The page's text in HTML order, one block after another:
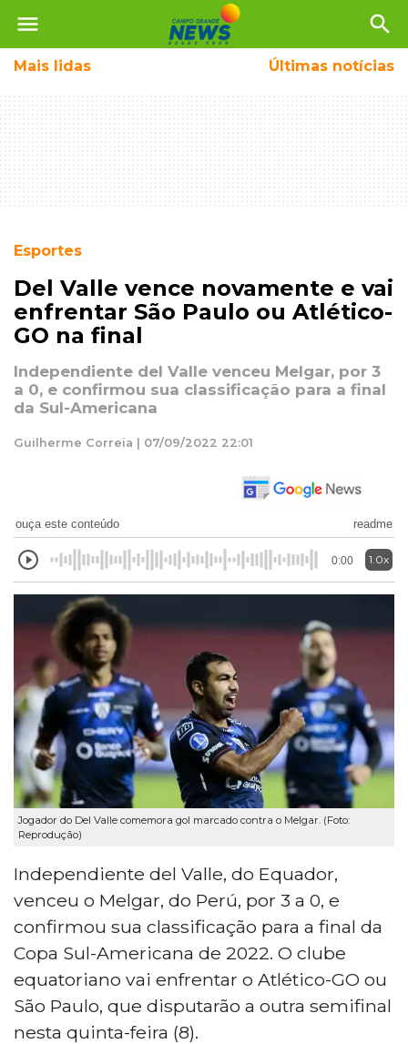
menu search
Mais lidas Últimas notícias
Esportes
Del Valle vence novamente e vai
enfrentar São Paulo ou Atlético-
GO na final
Independiente del Valle venceu Melgar, por 3
a 0, e confirmou sua classificação para a final
da Sul-Americana
Guilherme Correia | 07/09/2022 22:01
ouça este conteúdo readme
0:00 1.0x
Jogador do Del Valle comemora gol marcado contra o Melgar. (Foto:
Reprodução)
Independiente del Valle, do Equador,
venceu o Melgar, do Perú, por 3 a 0, e
confirmou sua classificação para a final da
Copa Sul-Americana de 2022. O clube
equatoriano vai enfrentar o Atlético-GO ou
São Paulo, que disputarão a outra semifinal
nesta quinta-feira (8).